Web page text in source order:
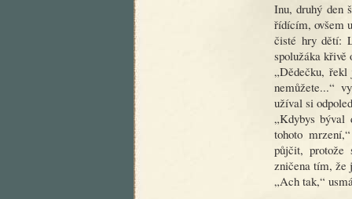
Inu, druhý den
řídícím, ovšem
čisté hry dětí:
spolužáka křivě
„Dědečku,
nemůžete...“
užíval si
„Kdybys býval
tohoto
půjčit,
zničena tím, že
„Ach tak,“